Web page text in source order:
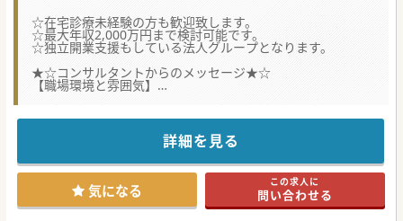
☆在宅診療未経験の方も歓迎致します。
☆最大年収2,000万円まで検討可能です。
☆独立開業支援もしている法人グループとなります。
★☆コンサルタントからのメッセージ★☆
【職場環境と雰囲気】
■訪問診療先は居宅が7～8割、施設が2～3割。主にがん末
■訪問件数は1日10件程度。居宅のみの場合は、追加で往診1
■診療体制は主治医制ではなく、医師・看護師・診療アシス
タントのチーム体制で行います。
【医療機関情報】
■「24時間対応」で、「慢性期から看取りまで」を包括的に
対応する在宅診療所を運営しております。
詳細を見る
気になる この求人に
問い合わせる